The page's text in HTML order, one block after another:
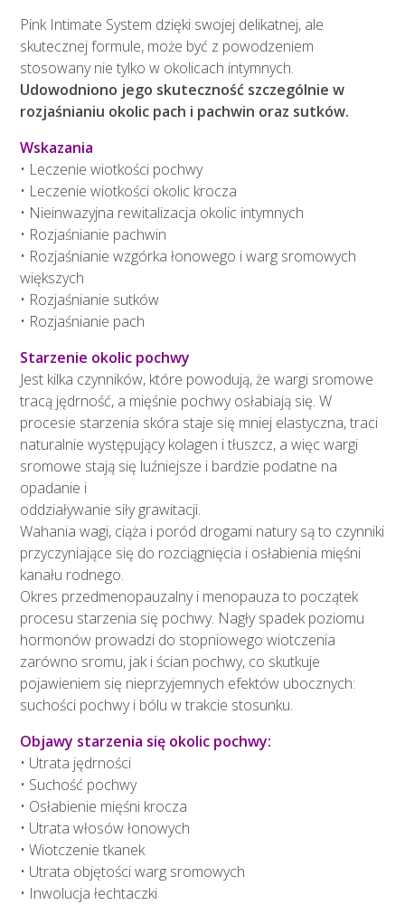
Pink Intimate System dzięki swojej delikatnej, ale
skutecznej formule, może być z powodzeniem
stosowany nie tylko w okolicach intymnych.
Udowodniono jego skuteczność szczególnie w
rozjaśnianiu okolic pach i pachwin oraz sutków.
Wskazania
• Leczenie wiotkości pochwy
• Leczenie wiotkości okolic krocza
• Nieinwazyjna rewitalizacja okolic intymnych
• Rozjaśnianie pachwin
• Rozjaśnianie wzgórka łonowego i warg sromowych
większych
• Rozjaśnianie sutków
• Rozjaśnianie pach
Starzenie okolic pochwy
Jest kilka czynników, które powodują, że wargi sromowe
tracą jędrność, a mięśnie pochwy osłabiają się. W
procesie starzenia skóra staje się mniej elastyczna, traci
naturalnie występujący kolagen i tłuszcz, a więc wargi
sromowe stają się luźniejsze i bardzie podatne na
opadanie i
oddziaływanie siły grawitacji.
Wahania wagi, ciąża i poród drogami natury są to czynniki
przyczyniające się do rozciągnięcia i osłabienia mięśni
kanału rodnego.
Okres przedmenopauzalny i menopauza to początek
procesu starzenia się pochwy. Nagły spadek poziomu
hormonów prowadzi do stopniowego wiotczenia
zarówno sromu, jak i ścian pochwy, co skutkuje
pojawieniem się nieprzyjemnych efektów ubocznych:
suchości pochwy i bólu w trakcie stosunku.
Objawy starzenia się okolic pochwy:
• Utrata jędrności
• Suchość pochwy
• Osłabienie mięśni krocza
• Utrata włosów łonowych
• Wiotczenie tkanek
• Utrata objętości warg sromowych
• Inwolucja łechtaczki